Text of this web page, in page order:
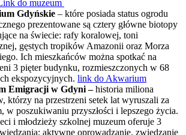
do muzeum
Gdyńskie – które posiada status ogrodu
prezentowane są cztery główne biotopy
na świecie: rafy koralowej, toni
gęstych tropików Amazonii oraz Morza
Ich mieszkańców można spotkać na
3 pięter budynku, rozmieszczonych w 68
ekspozycyjnych. link do Akwarium
Emigracji w Gdyni –historia miliona
którzy na przestrzeni setek lat wyruszali za
w poszukiwaniu przyszłości i lepszego życia.
i młodzieży szkolnej muzeum oferuje 3
aktywne oprowadzanie, zwiedzanie